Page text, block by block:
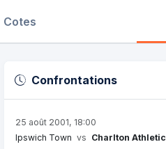
Cotes
Confrontations
25 août 2001, 18:00
Ipswich Town vs Charlton Athletic